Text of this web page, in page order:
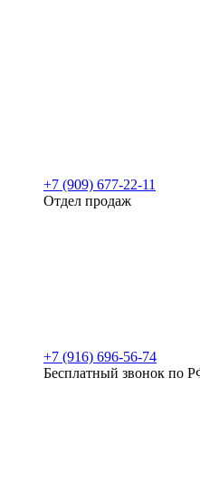
+7 (909) 677-22-11
Отдел продаж
+7 (916) 696-56-74
Бесплатный звонок по